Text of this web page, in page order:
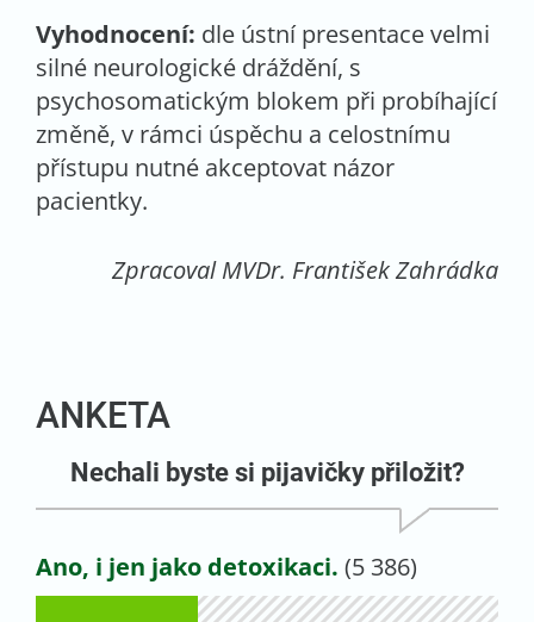
Vyhodnocení: dle ústní presentace velmi
silné neurologické dráždění, s
psychosomatickým blokem při probíhající
změně, v rámci úspěchu a celostnímu
přístupu nutné akceptovat názor
pacientky.
Zpracoval MVDr. František Zahrádka
ANKETA
Nechali byste si pijavičky přiložit?
Ano, i jen jako detoxikaci. (5 386)